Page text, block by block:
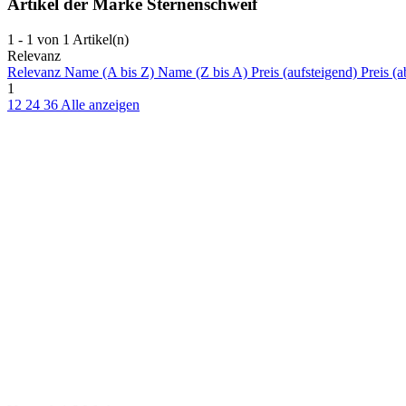
Artikel der Marke Sternenschweif
1 - 1 von 1 Artikel(n)
Relevanz
Relevanz Name (A bis Z) Name (Z bis A) Preis (aufsteigend) Preis
1
12 24 36 Alle anzeigen